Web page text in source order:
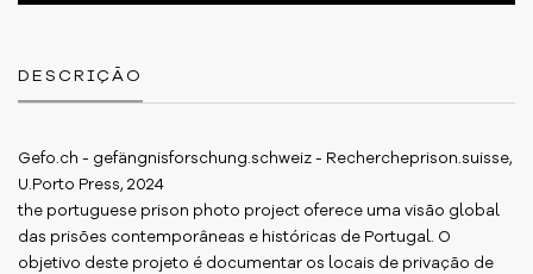
DESCRIÇÃO
Gefo.ch - gefängnisforschung.schweiz - Rechercheprison.suisse,
U.Porto Press, 2024
the portuguese prison photo project oferece uma visão global
das prisões contemporâneas e históricas de Portugal. O
objetivo deste projeto é documentar os locais de privação de